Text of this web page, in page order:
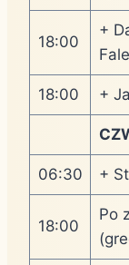
18:00
+
18:00 +
06:30 +
18:00
Po